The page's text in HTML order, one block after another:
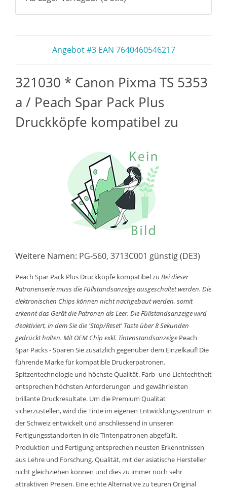
Angebot #3 EAN 7640460546217
321030 * Canon Pixma TS 5353
a / Peach Spar Pack Plus
Druckköpfe kompatibel zu
Weitere Namen: PG-560, 3713C001 günstig (DE3)
Peach Spar Pack Plus Druckköpfe kompatibel zu Bei dieser
Patronenserie muss die Füllstandsanzeige ausgeschaltet werden. Die
elektronischen Chips können nicht nachgebaut werden, somit
erkennt das Gerät die Patronen als Leer. Die Füllstandsanzeige wird
deaktiviert, in dem Sie die 'Stop/Reset' Taste über 8 Sekunden
gedrückt halten. Mit OEM Chip exkl. Tintenstandsanzeige Peach
Spar Packs - Sparen Sie zusätzlich gegenüber dem Einzelkauf! Die
führende Marke für kompatible Druckerpatronen.
Spitzentechnologie und höchste Qualität. Farb- und Lichtechtheit
entsprechen höchsten Anforderungen und gewährleisten
brillante Druckresultate. Um die Premium Qualität
sicherzustellen, wird die Tinte im eigenen Entwicklungszentrum in
der Schweiz entwickelt und anschliessend in unseren
Fertigungsstandorten in die Tintenpatronen abgefüllt.
Produktion und Fertigung entsprechen neusten Erkenntnissen
aus Lehre und Forschung. Qualität, mit der asiatische Hersteller
nicht gleichziehen können und dies zu immer noch sehr
attraktiven Preisen. Eine echte Alternative zu teuren Original